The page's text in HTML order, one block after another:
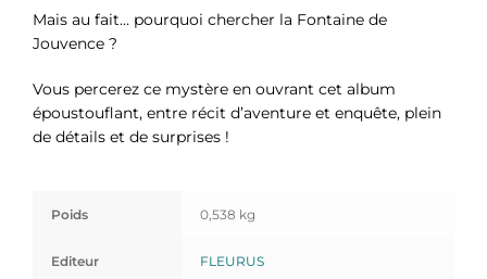
Mais au fait… pourquoi chercher la Fontaine de
Jouvence ?
Vous percerez ce mystère en ouvrant cet album
époustouflant, entre récit d’aventure et enquête, plein
de détails et de surprises !
Poids 0,538 kg
Editeur FLEURUS